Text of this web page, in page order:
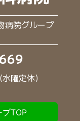
病院グループ
曜定休)
プTOP